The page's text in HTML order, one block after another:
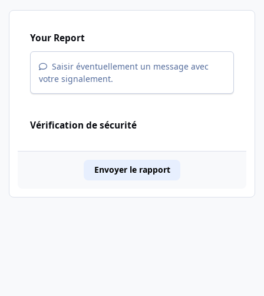
Your Report
Saisir éventuellement un message avec
votre signalement.
Vérification de sécurité
Envoyer le rapport